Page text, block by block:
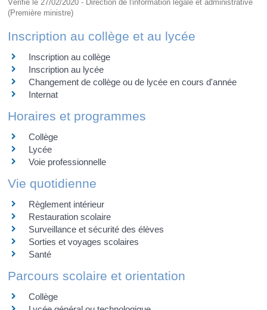
Vérifié le 27/02/2020 - Direction de l'information légale et administrative
(Première ministre)
Inscription au collège et au lycée
Inscription au collège
Inscription au lycée
Changement de collège ou de lycée en cours d'année
Internat
Horaires et programmes
Collège
Lycée
Voie professionnelle
Vie quotidienne
Règlement intérieur
Restauration scolaire
Surveillance et sécurité des élèves
Sorties et voyages scolaires
Santé
Parcours scolaire et orientation
Collège